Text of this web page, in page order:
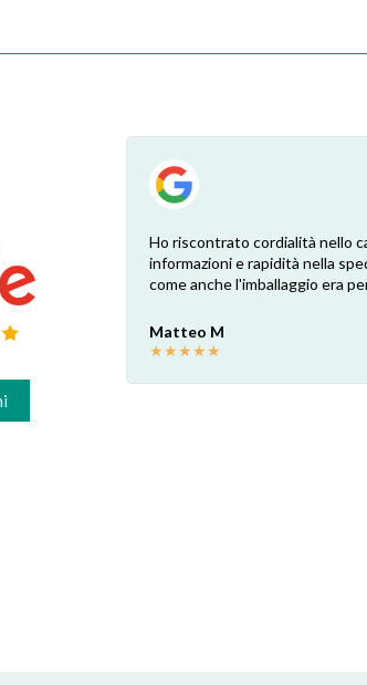
nel sito.
la
ora la
Ho riscontrato cordialità nello
informazioni e rapidità nella
come anche l'imballaggio era
Matteo M
★★★★★